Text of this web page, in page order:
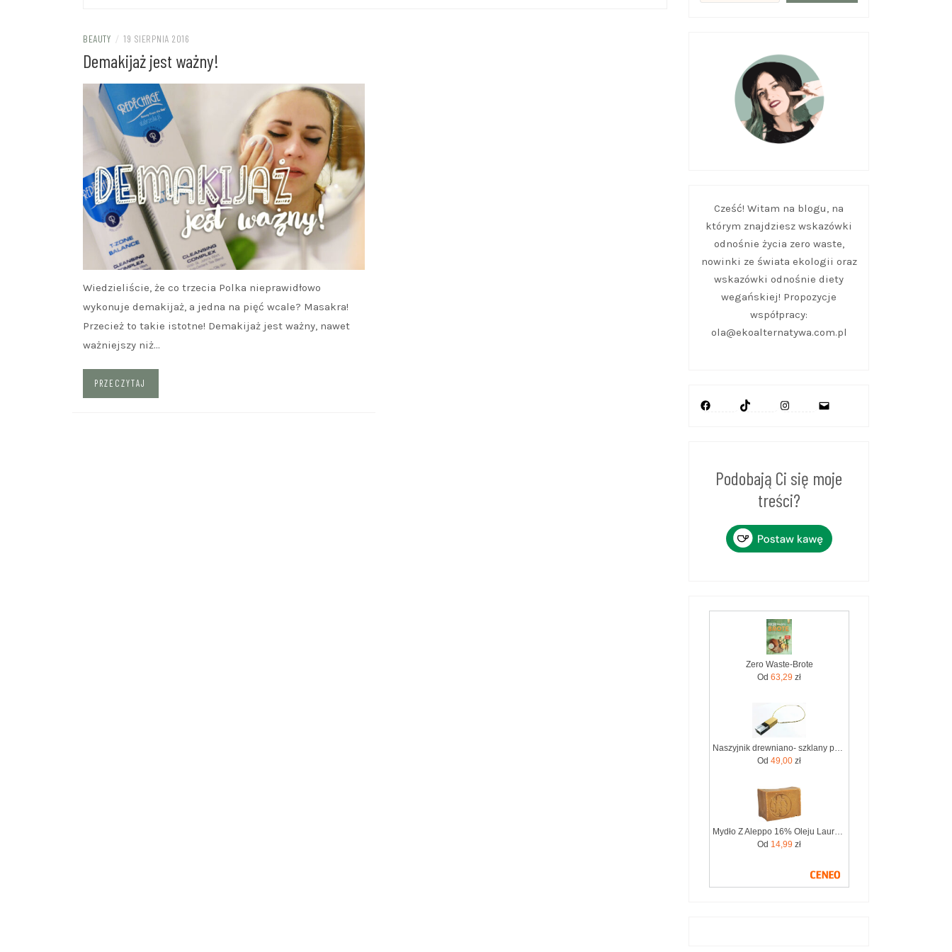
BEAUTY / 19 SIERPNIA 2016
Demakijaż jest ważny!
Wiedzieliście, że co trzecia Polka nieprawidłowo
wykonuje demakijaż, a jedna na pięć wcale? Masakra!
Przecież to takie istotne! Demakijaż jest ważny, nawet
ważniejszy niż…
PRZECZYTAJ
Cześć! Witam na blogu, na
którym znajdziesz wskazówki
odnośnie życia zero waste,
nowinki ze świata ekologii oraz
wskazówki odnośnie diety
wegańskiej! Propozycje
współpracy:
ola@ekoalternatywa.com.pl
Facebook
TikTok
Instagram
Mail
Podobają Ci się moje
treści?
Zero Waste-Brote
Od 63,29 zł
Naszyjnik drewniano- szklany pendrive 8GB dla fanów Zero Waste
Od 49,00 zł
Mydło Z Aleppo 16% Oleju Laurowego 200G Zero Waste 6288
Od 14,99 zł